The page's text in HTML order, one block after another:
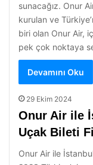
sunacağız. Onur
kurulan ve
biri olan Onur Air,
pek çok noktaya
Devamını Oku
29 Ekim 2024
Onur Air ile
Uçak Bileti
Onur Air ile